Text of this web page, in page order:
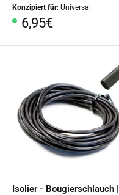
Konzipiert für: Universal
Sonderpreis
6,95€
Isolier - Bougierschlauch |